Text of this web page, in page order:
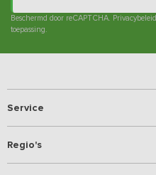
Beschermd door reCAPTCHA. Privacybeleid
toepassing.
Service
Regio's